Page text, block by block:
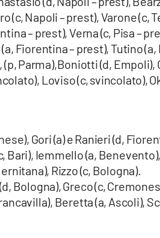
(c, Napoli – prest), Varone (c,
– prest), Verna (c, Pisa –
(a, Fiorentina – prest), Tutino
Parma),Boniotti (d, Empoli),
Loviso (c, svincolato),
Gori (a) e Ranieri (d,
Bari), Iemmello (a,
Rizzo (c, Bologna).
Bologna), Greco (c,
Beretta (a, Ascoli),